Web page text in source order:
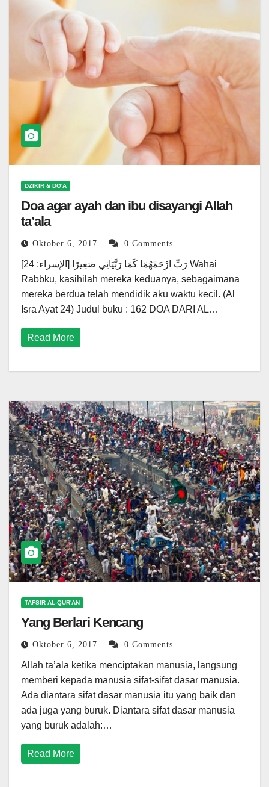
DZIKIR & DO'A
Doa agar ayah dan ibu disayangi Allah
ta’ala
Oktober 6, 2017 0 Comments
رَبِّ ارْحَمْهُمَا كَمَا رَبَّيَانِي صَغِيرًا [الإسراء: 24] Wahai
Rabbku, kasihilah mereka keduanya, sebagaimana
mereka berdua telah mendidik aku waktu kecil. (Al
Isra Ayat 24) Judul buku : 162 DOA DARI AL…
Read More
TAFSIR AL-QUR'AN
Yang Berlari Kencang
Oktober 6, 2017 0 Comments
Allah ta’ala ketika menciptakan manusia, langsung
memberi kepada manusia sifat-sifat dasar manusia.
Ada diantara sifat dasar manusia itu yang baik dan
ada juga yang buruk. Diantara sifat dasar manusia
yang buruk adalah:…
Read More